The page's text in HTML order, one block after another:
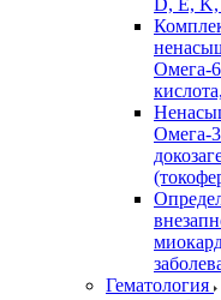
D, E,
Омега-
Омега-3
Гематология